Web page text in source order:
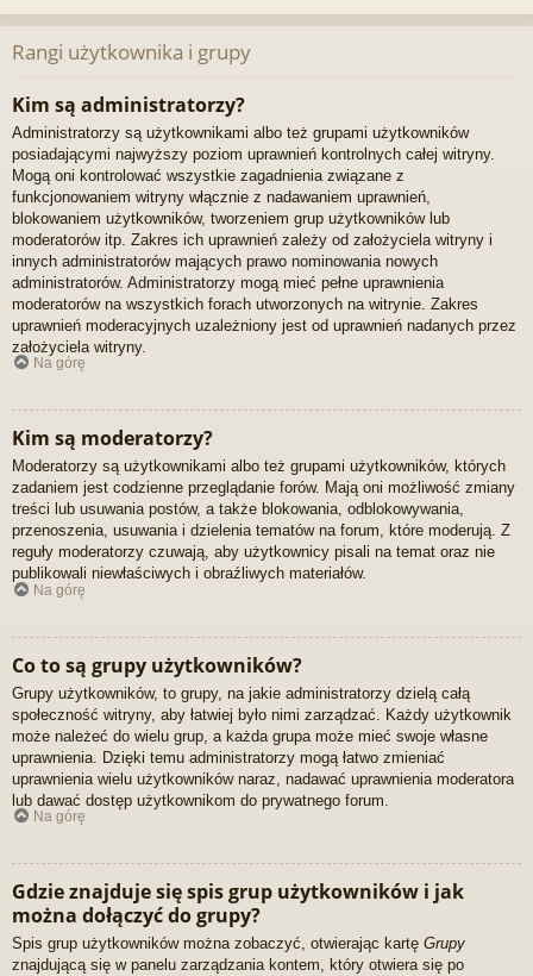
Rangi użytkownika i grupy
Kim są administratorzy?
Administratorzy są użytkownikami albo też grupami użytkowników
posiadającymi najwyższy poziom uprawnień kontrolnych całej witryny.
Mogą oni kontrolować wszystkie zagadnienia związane z
funkcjonowaniem witryny włącznie z nadawaniem uprawnień,
blokowaniem użytkowników, tworzeniem grup użytkowników lub
moderatorów itp. Zakres ich uprawnień zależy od założyciela witryny i
innych administratorów mających prawo nominowania nowych
administratorów. Administratorzy mogą mieć pełne uprawnienia
moderatorów na wszystkich forach utworzonych na witrynie. Zakres
uprawnień moderacyjnych uzależniony jest od uprawnień nadanych przez
założyciela witryny.
Na górę
Kim są moderatorzy?
Moderatorzy są użytkownikami albo też grupami użytkowników, których
zadaniem jest codzienne przeglądanie forów. Mają oni możliwość zmiany
treści lub usuwania postów, a także blokowania, odblokowywania,
przenoszenia, usuwania i dzielenia tematów na forum, które moderują. Z
reguły moderatorzy czuwają, aby użytkownicy pisali na temat oraz nie
publikowali niewłaściwych i obraźliwych materiałów.
Na górę
Co to są grupy użytkowników?
Grupy użytkowników, to grupy, na jakie administratorzy dzielą całą
społeczność witryny, aby łatwiej było nimi zarządzać. Każdy użytkownik
może należeć do wielu grup, a każda grupa może mieć swoje własne
uprawnienia. Dzięki temu administratorzy mogą łatwo zmieniać
uprawnienia wielu użytkowników naraz, nadawać uprawnienia moderatora
lub dawać dostęp użytkownikom do prywatnego forum.
Na górę
Gdzie znajduje się spis grup użytkowników i jak
można dołączyć do grupy?
Spis grup użytkowników można zobaczyć, otwierając kartę Grupy
znajdującą się w panelu zarządzania kontem, który otwiera się po